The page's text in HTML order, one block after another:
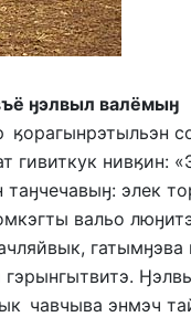
ӈэлвыл валёмыӈ
ӄорагынрэтыльэн
гивиткук нивӄин:
элек
вальо
чавчыва энмэч